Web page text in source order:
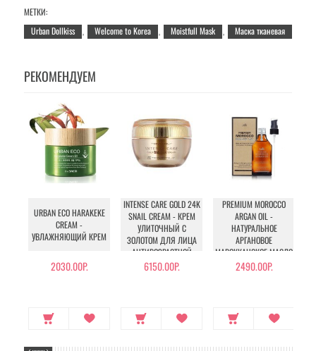
МЕТКИ:
Urban Dollkiss
Welcome to Korea Moistfull Mask Маска тканевая
РЕКОМЕНДУЕМ
URBAN ECO HARAKEKE
CREAM -
УВЛАЖНЯЮЩИЙ КРЕМ
2030.00Р.
INTENSE CARE GOLD 24K
SNAIL CREAM - КРЕМ
УЛИТОЧНЫЙ С
ЗОЛОТОМ ДЛЯ ЛИЦА
АНТИВОЗРАСТНОЙ
6150.00Р.
PREMIUM MOROCCO
ARGAN OIL -
НАТУРАЛЬНОЕ
АРГАНОВОЕ
МАРОККАНСКОЕ МАСЛО
ДЛЯ ВОЛОС
2490.00Р.